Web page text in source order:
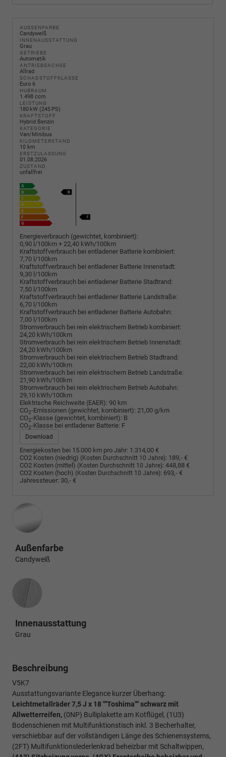
AUSSENFARBE
Candyweiß
INNENAUSSTATTUNG
Grau
GETRIEBE
Automatik
ANTRIEBSACHSE
Allrad
SCHADSTOFFKLASSE
Euro 6
HUBRAUM
1.498 ccm
LEISTUNG
180 kW (245 PS)
KRAFTSTOFF
Hybrid Benzin
KATEGORIE
Van/Minibus
KILOMETERSTAND
10 km
ERSTZULASSUNG
01.08.2026
ZUSTAND
unfallfrei
Energieverbrauch (gewichtet, kombiniert):
0,90 l/100km + 22,40 kWh/100km
Kraftstoffverbrauch bei entladener Batterie kombiniert:
7,70 l/100km
Kraftstoffverbrauch bei entladener Batterie Innenstadt:
9,30 l/100km
Kraftstoffverbrauch bei entladener Batterie Stadtrand:
7,50 l/100km
Kraftstoffverbrauch bei entladener Batterie Landstraße:
6,70 l/100km
Kraftstoffverbrauch bei entladener Batterie Autobahn:
7,00 l/100km
Stromverbrauch bei rein elektrischem Betrieb kombiniert:
24,20 kWh/100km
Stromverbrauch bei rein elektrischem Betrieb Innenstadt:
24,20 kWh/100km
Stromverbrauch bei rein elektrischem Betrieb Stadtrand:
22,00 kWh/100km
Stromverbrauch bei rein elektrischem Betrieb Landstraße:
21,90 kWh/100km
Stromverbrauch bei rein elektrischem Betrieb Autobahn:
29,10 kWh/100km
Elektrische Reichweite (EAER): 90 km
CO2-Emissionen (gewichtet, kombiniert): 21,00 g/km
CO2-Klasse (gewichtet, kombiniert): B
CO2-Klasse bei entladener Batterie: F
Download
Energiekosten bei 15.000 km pro Jahr: 1.314,00 €
CO2 Kosten (niedrig) (Kosten Durchschnitt 10 Jahre): 189,- €
CO2 Kosten (mittel) (Kosten Durchschnitt 10 Jahre): 448,88 €
CO2 Kosten (hoch) (Kosten Durchschnitt 10 Jahre): 693,- €
Jahressteuer: 30,- €
Außenfarbe
Candyweiß
Innenausstattung
Innenausstattung
Grau
Beschreibung
V5K7
Ausstattungsvariante Elegance kurzer Überhang:
Leichtmetallräder 7,5 J x 18 ""Toshima"" schwarz mit
Allwetterreifen, (0NP) Bulliplakette am Kotflügel, (1U3)
Bodenschienen mit Multifunktionstisch inkl. 3 Becherhalter,
verschiebbar auf der vollständigen Länge des Schienensystems,
(2FT) Multifunktionslederlenkrad beheizbar mit Schaltwippen,